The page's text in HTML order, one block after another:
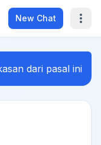
New Chat
dari pasal ini